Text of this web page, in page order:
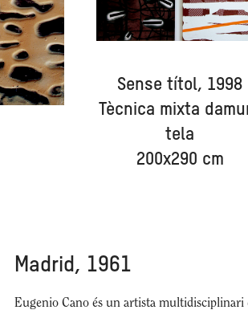
Sense títol, 1998
Tècnica mixta
tela
200x290 cm
Madrid, 1961
Eugenio Cano és un artista multidisciplinari